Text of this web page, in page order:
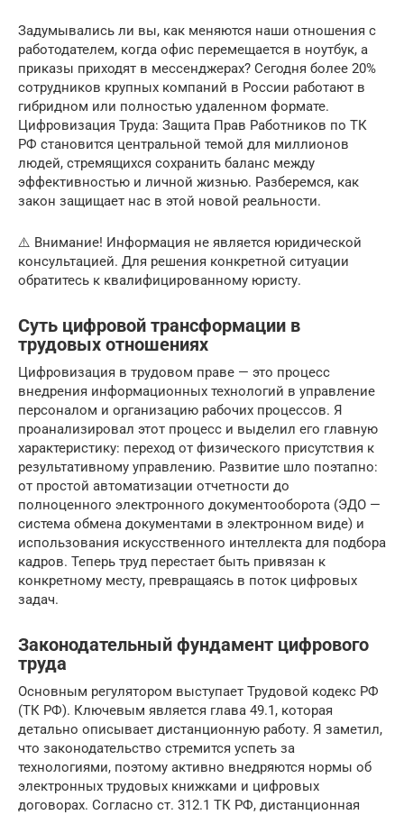
Задумывались ли вы, как меняются наши отношения с
работодателем, когда офис перемещается в ноутбук, а
приказы приходят в мессенджерах? Сегодня более 20%
сотрудников крупных компаний в России работают в
гибридном или полностью удаленном формате.
Цифровизация Труда: Защита Прав Работников по ТК
РФ становится центральной темой для миллионов
людей, стремящихся сохранить баланс между
эффективностью и личной жизнью. Разберемся, как
закон защищает нас в этой новой реальности.
⚠️ Внимание! Информация не является юридической
консультацией. Для решения конкретной ситуации
обратитесь к квалифицированному юристу.
Суть цифровой трансформации в
трудовых отношениях
Цифровизация в трудовом праве — это процесс
внедрения информационных технологий в управление
персоналом и организацию рабочих процессов. Я
проанализировал этот процесс и выделил его главную
характеристику: переход от физического присутствия к
результативному управлению. Развитие шло поэтапно:
от простой автоматизации отчетности до
полноценного электронного документооборота (ЭДО —
система обмена документами в электронном виде) и
использования искусственного интеллекта для подбора
кадров. Теперь труд перестает быть привязан к
конкретному месту, превращаясь в поток цифровых
задач.
Законодательный фундамент цифрового
труда
Основным регулятором выступает Трудовой кодекс РФ
(ТК РФ). Ключевым является глава 49.1, которая
детально описывает дистанционную работу. Я заметил,
что законодательство стремится успеть за
технологиями, поэтому активно внедряются нормы об
электронных трудовых книжками и цифровых
договорах. Согласно ст. 312.1 ТК РФ, дистанционная